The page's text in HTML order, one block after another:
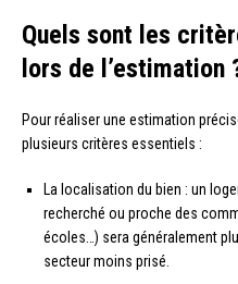
Quels sont les
lors de l’estimation
Pour réaliser une estimation
plusieurs critères essentiels :
La localisation du bien : un
recherché ou proche des
écoles…) sera généralement
secteur moins prisé.